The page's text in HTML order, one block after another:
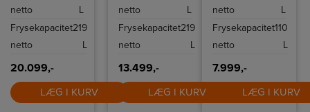
Med en kapacitet
altid være sikker
klar til dine
netto
L
Frysekapacitet
netto
219
L
20.099,-
LÆG I KURV
netto
L
Frysekapacitet
netto
219
L
13.499,-
LÆG I KURV
så dit kabinet er
behov.
netto
L
Frysekapacitet
netto
110
L
7.999,-
LÆG I KURV